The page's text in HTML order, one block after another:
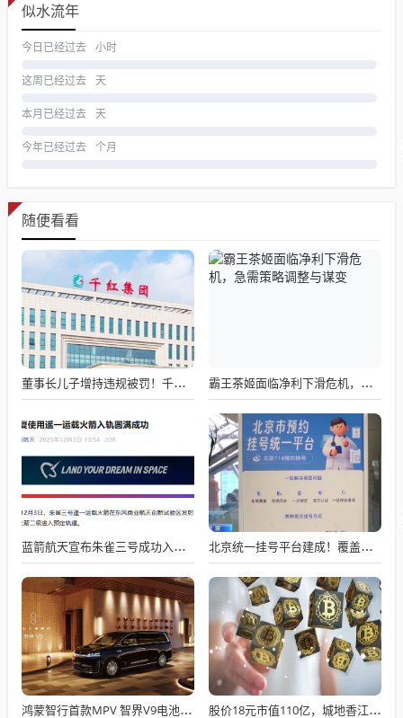
似水流年
今日已经过去 小时
这周已经过去 天
本月已经过去 天
今年已经过去 个月
随便看看
董事长儿子增持违规被罚！千红制药市值128亿，半年净赚2.58亿却踩雷信托5年 霸王茶姬面临净利下滑危机，急需策略调整与谋变
蓝箭航天宣布朱雀三号成功入轨，技术突破五大项，深入排查回收失败原因 北京统一挂号平台建成！覆盖近300家二三甲医院号源
鸿蒙智行首款MPV 智界V9电池信息曝光：WLTC最远续航223km 股价18元市值110亿，城地香江却被查出连续7季财报失真